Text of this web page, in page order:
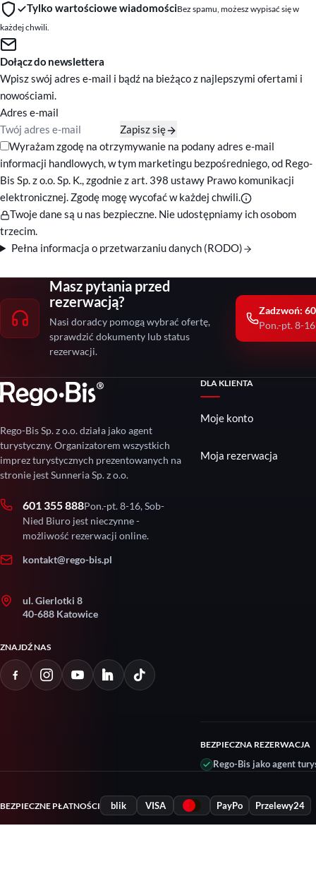
Tylko wartościowe wiadomościBez spamu, możesz wypisać się w
każdej chwili.
Dołącz do newslettera
Wpisz swój adres e-mail i bądź na bieżąco z najlepszymi ofertami i
nowościami.
Adres e-mail
Zapisz się
Zgody marketingowe
Wyrażam zgodę na otrzymywanie na podany adres e-mail
informacji handlowych, w tym marketingu bezpośredniego, od Rego-
Bis Sp. z o.o. Sp. K., zgodnie z art. 398 ustawy Prawo komunikacji
elektronicznej. Zgodę mogę wycofać w każdej chwili.
Twoje dane są u nas bezpieczne. Nie udostępniamy ich osobom
trzecim.
Pełna informacja o przetwarzaniu danych (RODO)
Masz pytania przed
rezerwacją?
Nasi doradcy pomogą wybrać ofertę,
sprawdzić dokumenty lub status
rezerwacji.
Zadzwoń:
Pon.-pt. 8-16
Rego-Bis Sp. z o.o. działa jako agent
turystyczny. Organizatorem wszystkich
imprez turystycznych prezentowanych na
stronie jest Sunneria Sp. z o.o.
601 355 888Pon.-pt. 8-16, Sob-
Nied Biuro jest nieczynne -
możliwość rezerwacji online.
kontakt@rego-bis.pl
ul. Gierlotki 8
40-688 Katowice
ZNAJDŹ NAS
DLA KLIENTA
Moje konto
Moja rezerwacja
BEZPIECZNA REZERWACJA
Rego-Bis jako agent
BEZPIECZNE PŁATNOŚCI blik VISA PayPo Przelewy24